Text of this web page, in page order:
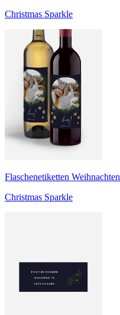
Christmas Sparkle
Flaschenetiketten Weihnachten
Christmas Sparkle